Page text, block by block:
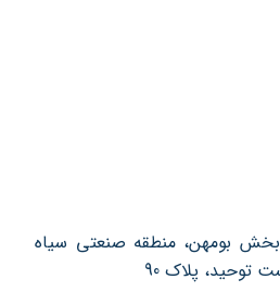
بومهن، منطقه صنعتی سیاه
توحید، پلاک 90